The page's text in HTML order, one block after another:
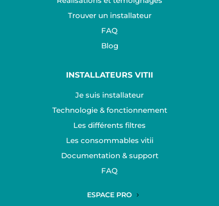
Trouver un installateur
FAQ
Blog
INSTALLATEURS VITII
Je suis installateur
Technologie & fonctionnement
Les différents filtres
Les consommables vitii
Documentation & support
FAQ
ESPACE PRO